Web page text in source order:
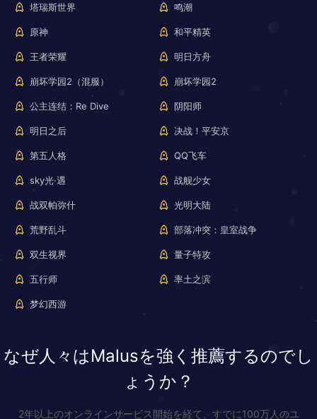
塔瑞斯世界 鸣潮
原神 和平精英
王者荣耀 明日方舟
崩坏学园2（混服） 崩坏学园2
公主连结：Re Dive 阴阳师
明日之后 决战！平安京
第五人格 QQ飞车
sky光·遇 战舰少女
战双帕弥什 光明大陆
荒野乱斗 部落冲突：皇室战争
双生视界 量子特攻
五行师 率土之滨
梦幻西游
なぜ人々はMalusを強く推薦するのでし
ょうか？
2年以上のオンラインサービス開始を経て、すでに100万人のユ